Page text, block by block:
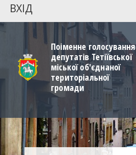
ВХІД
Поіменне голосування
депутатів Тетіївської
міської об'єднаної
територіальної
громади